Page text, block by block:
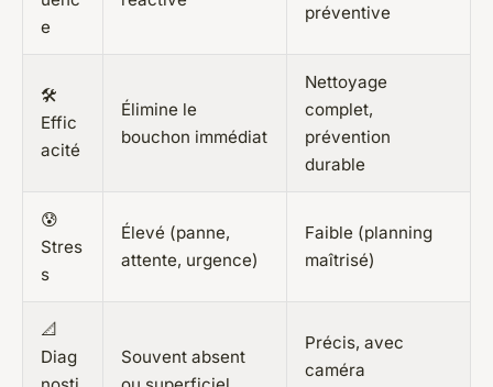
e
préventive
🛠️
Effic
acité
Élimine le
bouchon immédiat
Nettoyage
complet,
prévention
durable
😰
Stres
s
Élevé (panne,
attente, urgence)
Faible (planning
maîtrisé)
📐
Diag
Souvent absent
Précis, avec
caméra